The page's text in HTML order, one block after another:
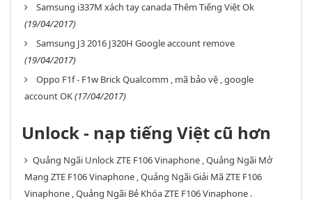
Samsung i337M xách tay canada Thêm Tiếng Việt Ok
(19/04/2017)
Samsung J3 2016 J320H Google account remove
(19/04/2017)
Oppo F1f - F1w Brick Qualcomm , mã bảo vệ , google
account OK(17/04/2017)
Unlock - nạp tiếng Việt cũ hơn
Quảng Ngãi Unlock ZTE F106 Vinaphone , Quảng Ngãi Mở
Mạng ZTE F106 Vinaphone , Quảng Ngãi Giải Mã ZTE F106
Vinaphone , Quảng Ngãi Bẻ Khóa ZTE F106 Vinaphone .